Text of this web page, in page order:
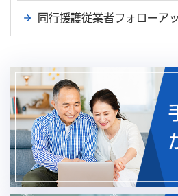
同行援護従業者フォローア